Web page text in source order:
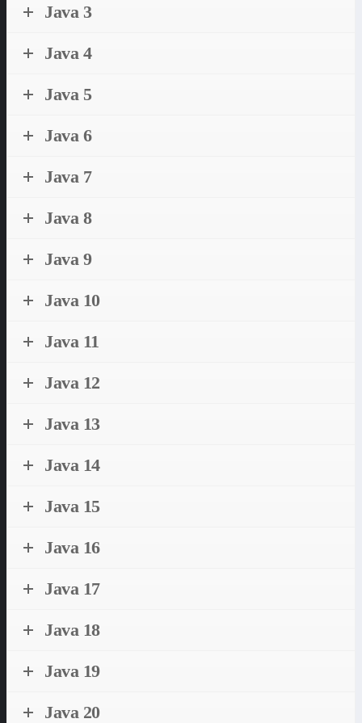
Java 3
Java 4
Java 5
Java 6
Java 7
Java 8
Java 9
Java 10
Java 11
Java 12
Java 13
Java 14
Java 15
Java 16
Java 17
Java 18
Java 19
Java 20